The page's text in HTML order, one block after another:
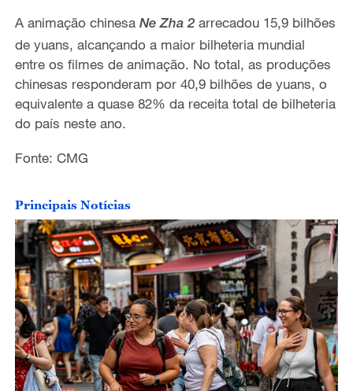
o
A animação chinesa Ne Zha 2arrecadou 15,9 bilhões
de yuans, alcançando a maior bilheteria mundial
entre os filmes de animação. No total, as produções
chinesas responderam por 40,9 bilhões de yuans, o
equivalente a quase 82% dareceitatotal de bilheteria
do país neste ano.
Fonte: CMG
Principais Notícias